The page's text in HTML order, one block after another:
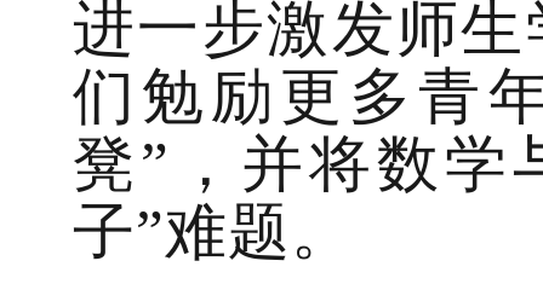
进一步激发师
们勉励更多青
凳”，并将数学
子”难题。